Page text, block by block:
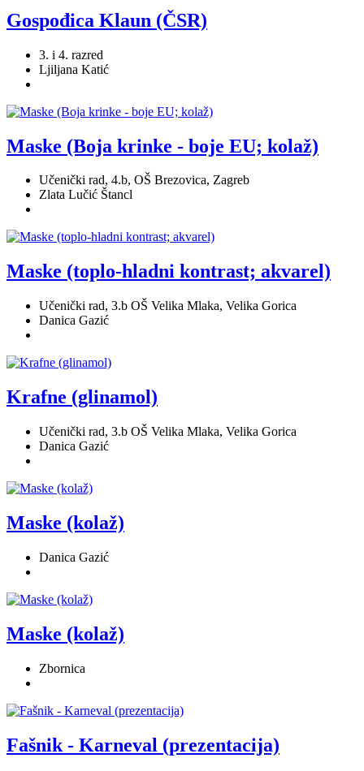
Gospođica Klaun (ČSR)
3. i 4. razred
Ljiljana Katić
Maske (Boja krinke - boje EU; kolaž)
Učenički rad, 4.b, OŠ Brezovica, Zagreb
Zlata Lučić Štancl
Maske (toplo-hladni kontrast; akvarel)
Učenički rad, 3.b OŠ Velika Mlaka, Velika Gorica
Danica Gazić
Krafne (glinamol)
Učenički rad, 3.b OŠ Velika Mlaka, Velika Gorica
Danica Gazić
Maske (kolaž)
Danica Gazić
Maske (kolaž)
Zbornica
Fašnik - Karneval (prezentacija)